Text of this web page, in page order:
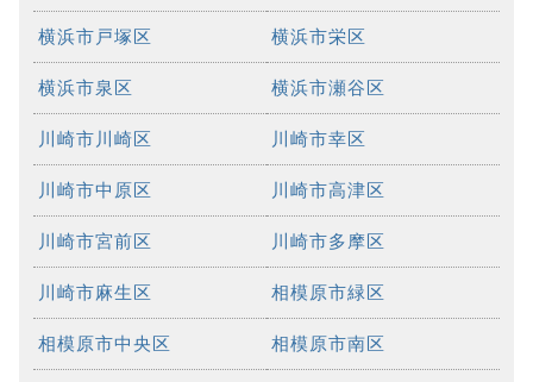
横浜市戸塚区 横浜市栄区
横浜市泉区 横浜市瀬谷区
川崎市川崎区 川崎市幸区
川崎市中原区 川崎市高津区
川崎市宮前区 川崎市多摩区
川崎市麻生区 相模原市緑区
相模原市中央区 相模原市南区